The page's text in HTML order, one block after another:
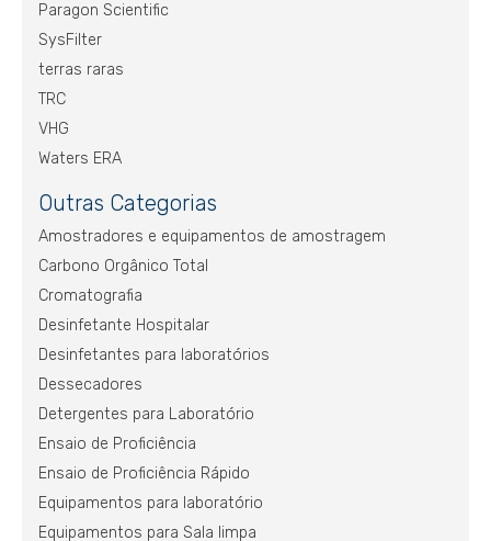
Paragon Scientific
SysFilter
terras raras
TRC
VHG
Waters ERA
Outras Categorias
Amostradores e equipamentos de amostragem
Carbono Orgânico Total
Cromatografia
Desinfetante Hospitalar
Desinfetantes para laboratórios
Dessecadores
Detergentes para Laboratório
Ensaio de Proficiência
Ensaio de Proficiência Rápido
Equipamentos para laboratório
Equipamentos para Sala limpa